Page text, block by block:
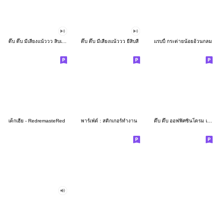
ดึ๊บ ดึ๊บ มีเสียงแน้ววว ยี่สิบสี่ แรบบี้ กระต่ายน้อยอ้วนกลม
เด็กเฮีย - RedremasteRed พาร์เฟ่ต์ : สติกเกอร์ทำงาน ดึ๊บ ดึ๊บ ออฟฟิศซินโดรม เจ็ด